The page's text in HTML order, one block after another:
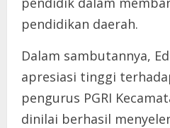
pendidikan daerah.
Dalam sambutannya,
apresiasi tinggi
pengurus PGRI
dinilai berhasil